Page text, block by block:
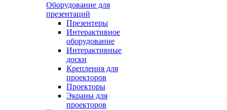
Оборудование для
презентаций
Презентеры
Интерактивное
оборудование
Интерактивные
доски
Крепления для
проекторов
Проекторы
Экраны для
проекторов